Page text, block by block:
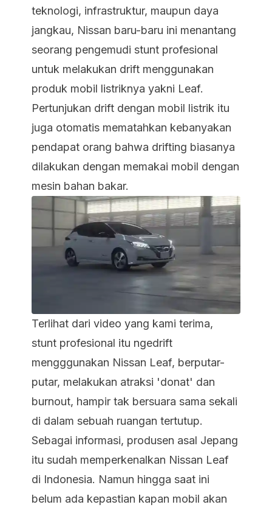
teknologi, infrastruktur, maupun daya
jangkau, Nissan baru-baru ini menantang
seorang pengemudi stunt profesional
untuk melakukan drift menggunakan
produk mobil listriknya yakni Leaf.
Pertunjukan drift dengan mobil listrik itu
juga otomatis mematahkan kebanyakan
pendapat orang bahwa drifting biasanya
dilakukan dengan memakai mobil dengan
mesin bahan bakar.
Terlihat dari video yang kami terima,
stunt profesional itu ngedrift
mengggunakan Nissan Leaf, berputar-
putar, melakukan atraksi 'donat' dan
burnout, hampir tak bersuara sama sekali
di dalam sebuah ruangan tertutup.
Sebagai informasi, produsen asal Jepang
itu sudah memperkenalkan Nissan Leaf
di Indonesia. Namun hingga saat ini
belum ada kepastian kapan mobil akan